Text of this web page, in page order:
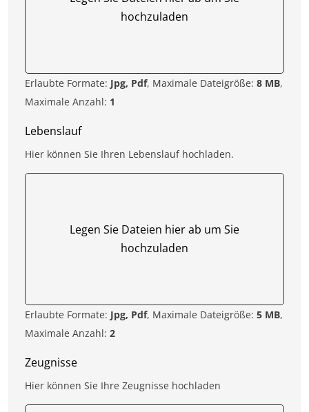
hochzuladen
Erlaubte Formate: Jpg, Pdf, Maximale Dateigröße: 8 MB,
Maximale Anzahl: 1
Lebenslauf
Hier können Sie Ihren Lebenslauf hochladen.
Legen Sie Dateien hier ab um Sie
hochzuladen
Erlaubte Formate: Jpg, Pdf, Maximale Dateigröße: 5 MB,
Maximale Anzahl: 2
Zeugnisse
Hier können Sie Ihre Zeugnisse hochladen